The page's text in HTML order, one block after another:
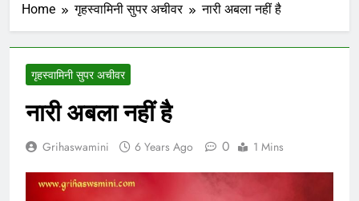
Home गृहस्वामिनी सुपर अचीवर नारी अबला नहीं है
गृहस्वामिनी सुपर अचीवर
नारी अबला नहीं है
Grihaswamini 6 Years Ago 0 1 Mins